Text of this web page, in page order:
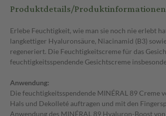
Produktdetails/Produktinformationen
Erlebe Feuchtigkeit, wie man sie noch nie erlebt
langkettiger Hyaluronsäure, Niacinamid (B3)
regeneriert. Die Feuchtigkeitscreme für das
feuchtigkeitsspendende Gesichtscreme
Anwendung:
Die feuchtigkeitsspendende MINÉRAL 89 Creme
Hals und Dekolleté auftragen und mit den
Anwendung des MINÉRAL 89 Hyaluron-Boost